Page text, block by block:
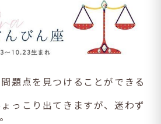
題点を見つけることができる
っこり出てきますが、迷わず